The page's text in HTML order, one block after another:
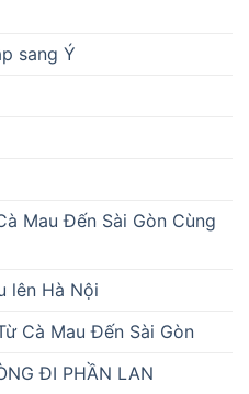
sang Ý
Mau Đến Sài Gòn Cùng
lên Hà Nội
Cà Mau Đến Sài Gòn
ĐI PHẦN LAN